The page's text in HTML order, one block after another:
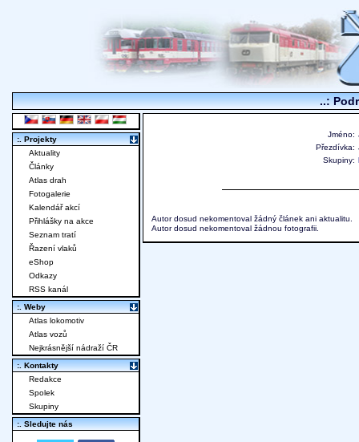
..:
Jméno:
Přezdívka:
Skupiny:
Autor dosud nekomentoval žádný článek ani aktualitu.
Autor dosud nekomentoval žádnou fotografii.
:. Projekty
Aktuality
Články
Atlas drah
Fotogalerie
Kalendář akcí
Přihlášky na akce
Seznam tratí
Řazení vlaků
eShop
Odkazy
RSS kanál
:. Weby
Atlas lokomotiv
Atlas vozů
Nejkrásnější nádraží ČR
:. Kontakty
Redakce
Spolek
Skupiny
:. Sledujte nás